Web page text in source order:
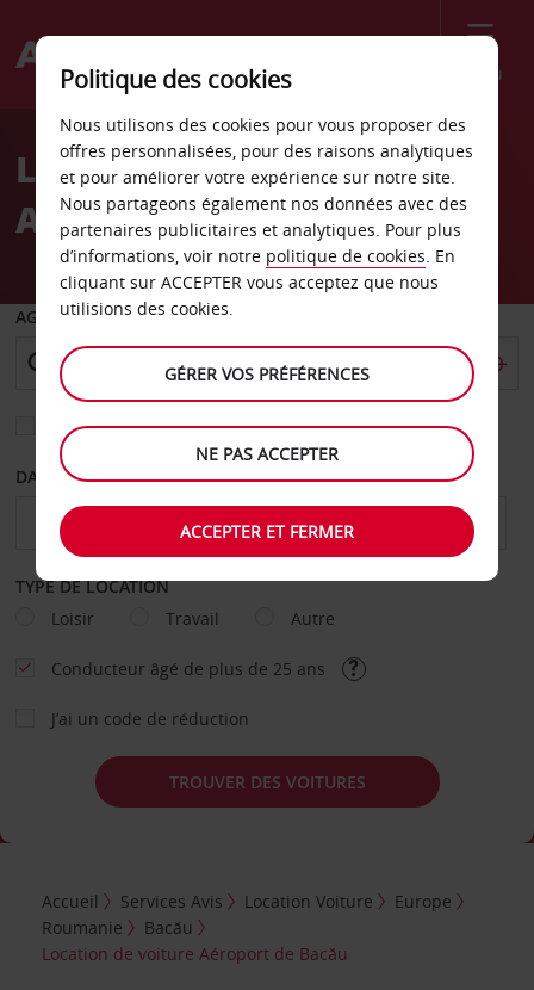
Menu
Welcome
AvisLocation de voiture
Aéroport de Bacău
AGENCE DE DÉPART
Sélectionnez une autre agence de retour
DATE DE DÉPART DATE DE RETOUR
TYPE DE LOCATION
Loisir
Travail Autre
Conducteur âgé de plus de 25 ans
J’ai un code de réduction
TROUVER DES VOITURES
Accueil Services Avis Location Voiture
Europe
Roumanie
Bacău
Location de voiture Aéroport de Bacău
Politique des cookies
Nous utilisons des cookies pour vous proposer des
offres personnalisées, pour des raisons analytiques
et pour améliorer votre expérience sur notre site.
Nous partageons également nos données avec des
partenaires publicitaires et analytiques. Pour plus
d’informations, voir notre politique de cookies. En
cliquant sur ACCEPTER vous acceptez que nous
utilisions des cookies.
GÉRER VOS PRÉFÉRENCES
NE PAS ACCEPTER
ACCEPTER ET FERMER